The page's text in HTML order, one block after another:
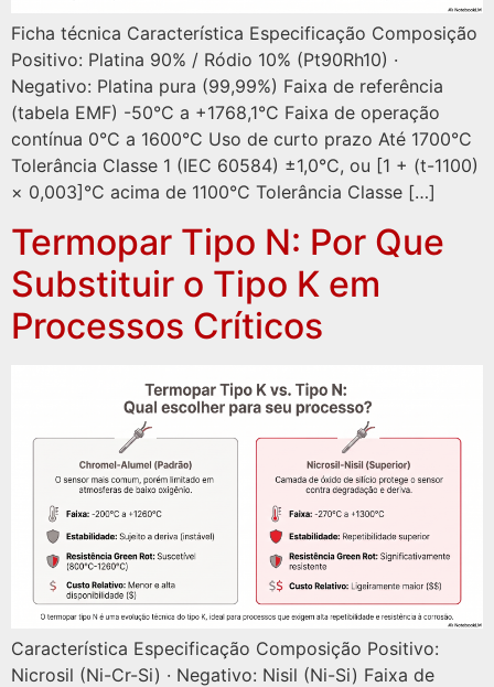
Ficha técnica Característica Especificação Composição
Positivo: Platina 90% / Ródio 10% (Pt90Rh10) ·
Negativo: Platina pura (99,99%) Faixa de referência
(tabela EMF) -50°C a +1768,1°C Faixa de operação
contínua 0°C a 1600°C Uso de curto prazo Até 1700°C
Tolerância Classe 1 (IEC 60584) ±1,0°C, ou [1 + (t-1100)
× 0,003]°C acima de 1100°C Tolerância Classe […]
Termopar Tipo N: Por Que
Substituir o Tipo K em
Processos Críticos
Característica Especificação Composição Positivo:
Nicrosil (Ni-Cr-Si) · Negativo: Nisil (Ni-Si) Faixa de